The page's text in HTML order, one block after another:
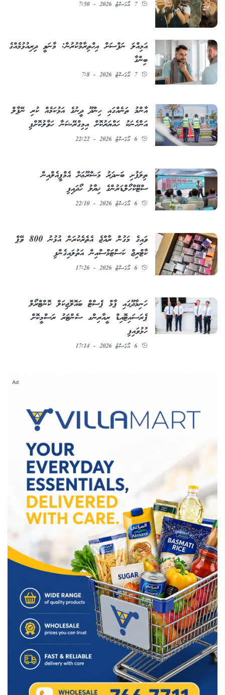
7 އޯގަސްޓު 2026 - 7:50
އަމިއްލަ ނަފްސަށް އިޙްތިރާމްކުރުން: މާނަވީ ދިރިއުޅުމެއްގެ
ބިންގާ
7 އޯގަސްޓު 2026 - 7:8
އާންމު ތަނެއްގައި ހިންދޫ ދީނުގެ އަޅުކަމެއް ކުރި ނޭޕާލް
އަންހެނަކު ހައްޔަރުކޮށް އިމިގްރޭޝަނާ ހަވާލުކޮށްފި
6 އޯގަސްޓު 2026 - 22:22
ތިލަފުށި ބަނދަރު މަޝްރޫޢަށް އެމްޕީއެލްއިން
ސްޓޭކްހޯލްޑަރުންގެ ޚިޔާލު ހޯދައިފި
6 އޯގަސްޓު 2026 - 22:10
ވައިގެ މަގުން ރާއްޖެ އެތެރެކުރަން އުޅުނު 800 ވޭޕް
ކާޓްރިޖް ކަސްޓަމްސްއިން އަތުލައިގެންފި
6 އޯގަސްޓު 2026 - 17:26
ހަނިމާދޫގައި ޕާމް ޕެސްޓް ބައޮލޮޖިކަލް ކޮންޓްރޯލް
ޕެރަސައިޓޮއިޑް ރީއާރިންގ ސެންޓަރު ރަސްމީކޮށް
ހުޅުވައިފި
6 އޯގަސްޓު 2026 - 17:14
Ad